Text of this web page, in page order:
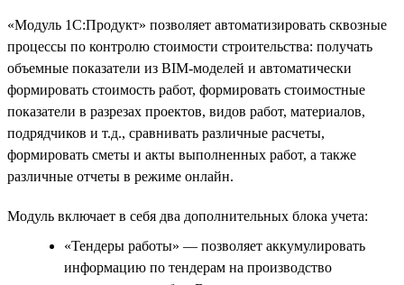
«Модуль 1С:Продукт» позволяет автоматизировать сквозные
процессы по контролю стоимости строительства: получать
объемные показатели из BIM-моделей и автоматически
формировать стоимость работ, формировать стоимостные
показатели в разрезах проектов, видов работ, материалов,
подрядчиков и т.д., сравнивать различные расчеты,
формировать сметы и акты выполненных работ, а также
различные отчеты в режиме онлайн.
Модуль включает в себя два дополнительных блока учета:
«Тендеры работы» — позволяет аккумулировать
информацию по тендерам на производство